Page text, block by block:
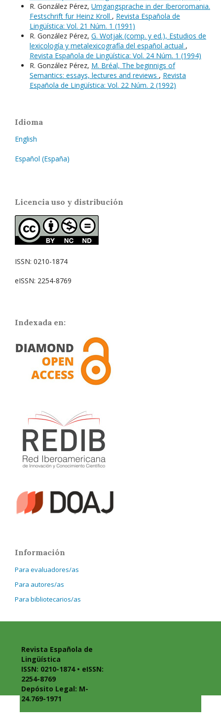
R. González Pérez, Umgangsprache in der Iberoromania.
Festschrift fur Heinz Kroll , Revista Española de
Lingüística: Vol. 21 Núm. 1 (1991)
R. González Pérez, G. Wotjak (comp. y ed.), Estudios de
lexicología y metalexicografía del español actual ,
Revista Española de Lingüística: Vol. 24 Núm. 1 (1994)
R. González Pérez, M. Bréal, The beginnigs of
Semantics: essays, lectures and reviews , Revista
Española de Lingüística: Vol. 22 Núm. 2 (1992)
Idioma
English
Español (España)
Licencia uso y distribución
ISSN: 0210-1874
eISSN: 2254-8769
Indexada en:
Información
Para evaluadores/as
Para autores/as
Para bibliotecarios/as
Revista Española de
Lingüística
ISSN: 0210-1874 • eISSN:
2254-8769
Depósito Legal: M-
24.769-1971